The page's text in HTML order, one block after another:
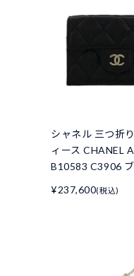
シャネル 三つ折
ィース CHANEL
B10583 C3906
¥237,600(税込)